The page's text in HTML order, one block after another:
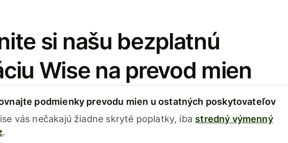
si našu bezplatnú
Wise na prevod mien
podmienky prevodu mien u ostatných poskytovateľov
vás nečakajú žiadne skryté poplatky, iba stredný výmenný
.